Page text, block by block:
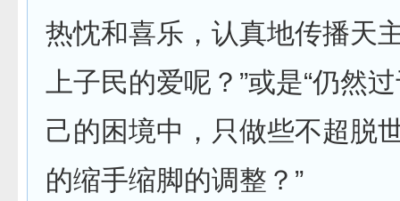
热忱和喜乐，认真地传播天
上子民的爱呢？”或是“仍然
己的困境中，只做些不超脱
的缩手缩脚的调整？”